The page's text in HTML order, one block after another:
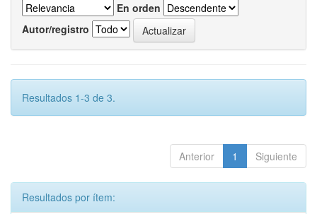
En orden
Autor/registro
Resultados 1-3 de 3.
Anterior 1 Siguiente
Resultados por ítem: